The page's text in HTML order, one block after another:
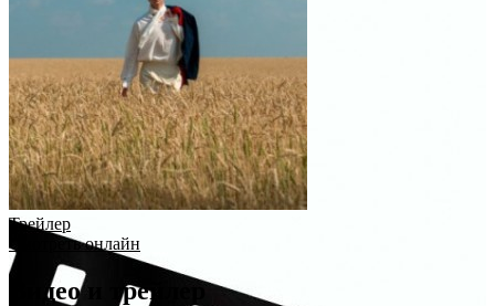
Трейлер
Смотреть онлайн
Видео и трейлер